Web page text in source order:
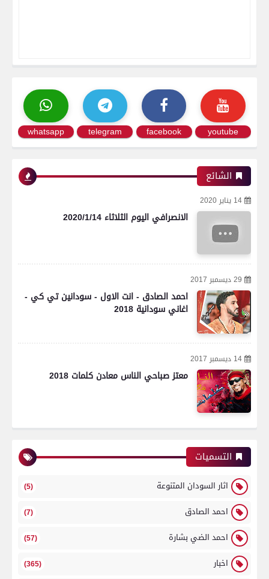
youtube
facebook
telegram
whatsapp
الشائع
14 يناير 2020
الانصرافي اليوم الثلاثاء 2020/1/14
29 ديسمبر 2017
احمد الصادق - انت الاول - سودانين تي كي -
اغاني سودانية 2018
14 ديسمبر 2017
معتز صباحي الناس معادن كلمات 2018
التسميات
اثار السودان المتنوعة (5)
احمد الصادق (7)
احمد الضي بشارة (57)
اخبار (365)